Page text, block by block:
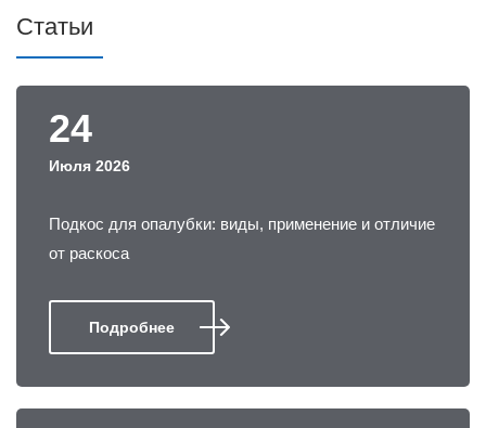
Статьи
24
Июля 2026
Подкос для опалубки: виды, применение и отличие
от раскоса
Подробнее